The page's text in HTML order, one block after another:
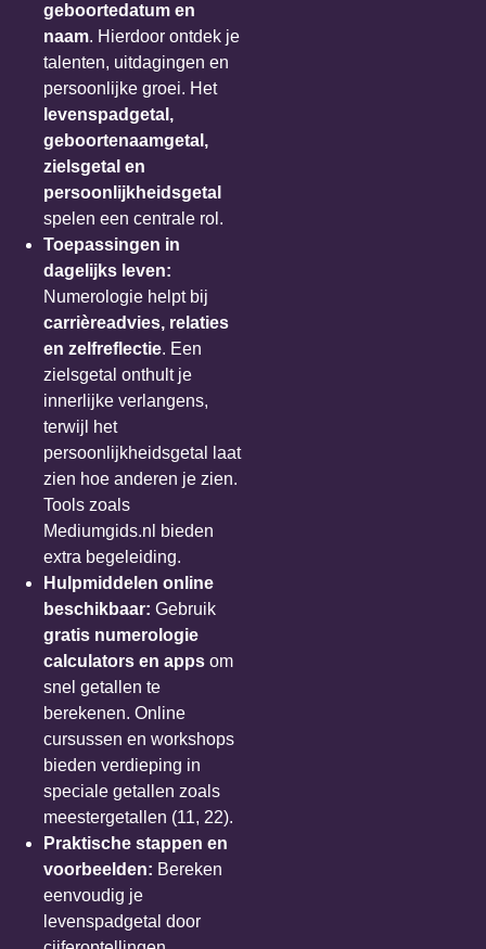
geboortedatum en
naam. Hierdoor ontdek je
talenten, uitdagingen en
persoonlijke groei. Het
levenspadgetal,
geboortenaamgetal,
zielsgetal en
persoonlijkheidsgetal
spelen een centrale rol.
Toepassingen in
dagelijks leven:
Numerologie helpt bij
carrièreadvies, relaties
en zelfreflectie. Een
zielsgetal onthult je
innerlijke verlangens,
terwijl het
persoonlijkheidsgetal laat
zien hoe anderen je zien.
Tools zoals
Mediumgids.nl bieden
extra begeleiding.
Hulpmiddelen online
beschikbaar: Gebruik
gratis numerologie
calculators en apps om
snel getallen te
berekenen. Online
cursussen en workshops
bieden verdieping in
speciale getallen zoals
meestergetallen (11, 22).
Praktische stappen en
voorbeelden: Bereken
eenvoudig je
levenspadgetal door